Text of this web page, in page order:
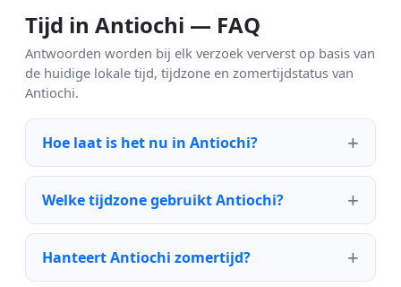
Tijd in Antiochi — FAQ
Antwoorden worden bij elk verzoek ververst op basis van
de huidige lokale tijd, tijdzone en zomertijdstatus van
Antiochi.
Hoe laat is het nu in Antiochi?
Welke tijdzone gebruikt Antiochi?
Hanteert Antiochi zomertijd?